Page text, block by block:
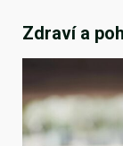
Zdraví a